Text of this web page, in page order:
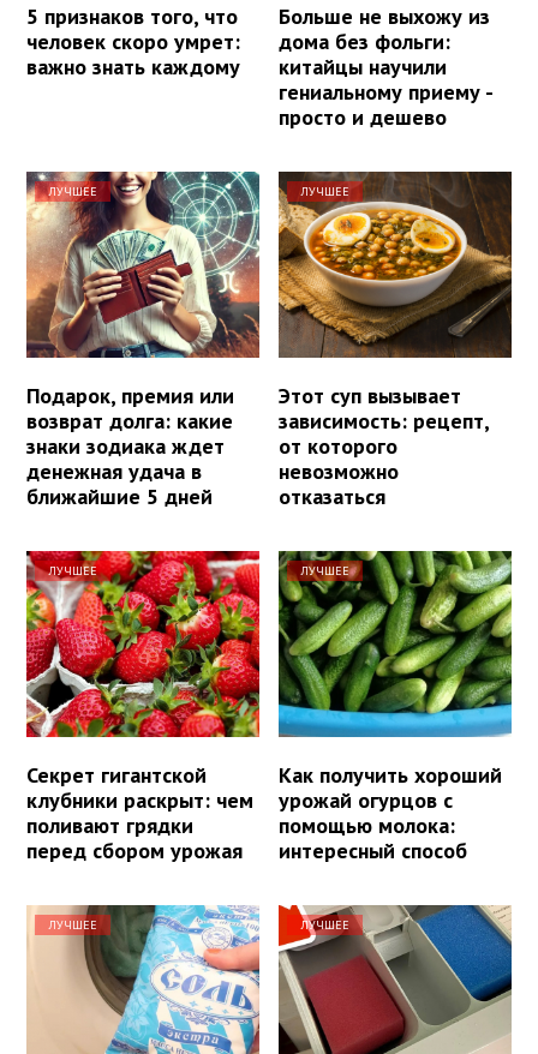
5 признаков того, что
человек скоро умрет:
важно знать каждому
Больше не выхожу из
дома без фольги:
китайцы научили
гениальному приему -
просто и дешево
ЛУЧШЕЕ
Подарок, премия или
возврат долга: какие
знаки зодиака ждет
денежная удача в
ближайшие 5 дней
ЛУЧШЕЕ
Этот суп вызывает
зависимость: рецепт,
от которого
невозможно
отказаться
ЛУЧШЕЕ
Секрет гигантской
клубники раскрыт: чем
поливают грядки
перед сбором урожая
ЛУЧШЕЕ
Как получить хороший
урожай огурцов с
помощью молока:
интересный способ
ЛУЧШЕЕ ЛУЧШЕЕ